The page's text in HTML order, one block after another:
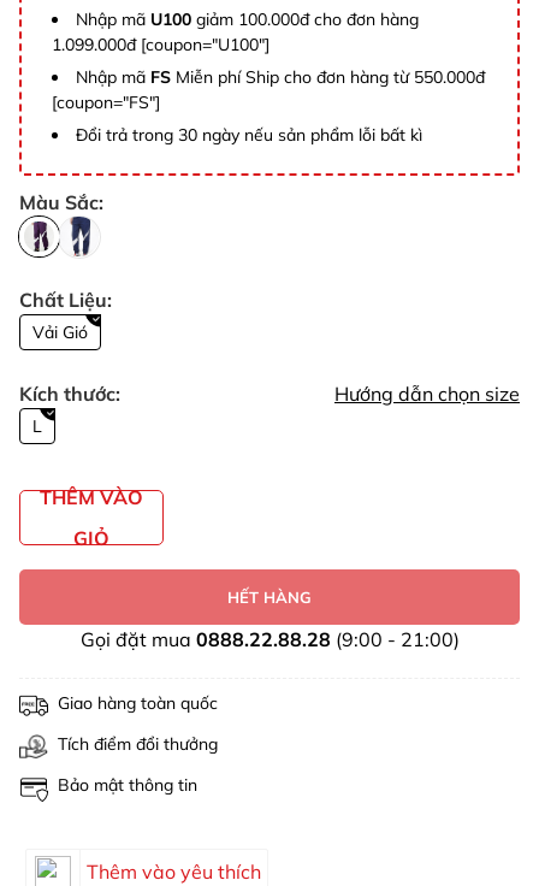
Nhập mã U100 giảm 100.000đ cho đơn hàng
1.099.000đ [coupon="U100"]
Nhập mã FS Miễn phí Ship cho đơn hàng từ 550.000đ
[coupon="FS"]
Đổi trả trong 30 ngày nếu sản phẩm lỗi bất kì
Màu Sắc:
Chất Liệu:
Vải Gió
Kích thước: Hướng dẫn chọn size
L
THÊM VÀO
GIỎ
HẾT HÀNG
Gọi đặt mua 0888.22.88.28 (9:00 - 21:00)
Giao hàng toàn quốc
Tích điểm đổi thưởng
Bảo mật thông tin
Thêm vào yêu thích